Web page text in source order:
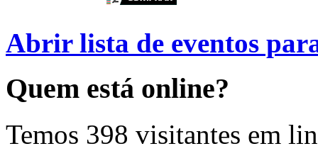
Abrir lista de eventos
Quem está online?
Temos 398 visitantes em